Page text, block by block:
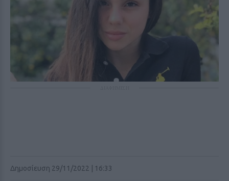
Δημοσίευση 29/11/2022 | 16:33